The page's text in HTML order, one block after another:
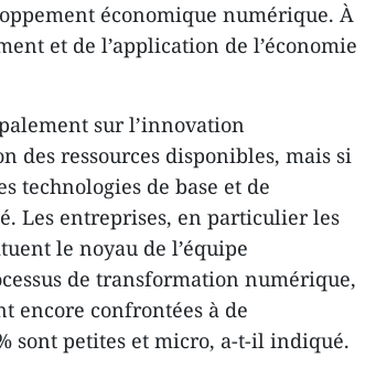
économique numérique. À
et de l’application de l’économie
sur l’innovation
des ressources disponibles, mais si
technologies de base et de
Les entreprises, en particulier les
le noyau de l’équipe
de transformation numérique,
encore confrontées à de
sont petites et micro, a-t-il indiqué.